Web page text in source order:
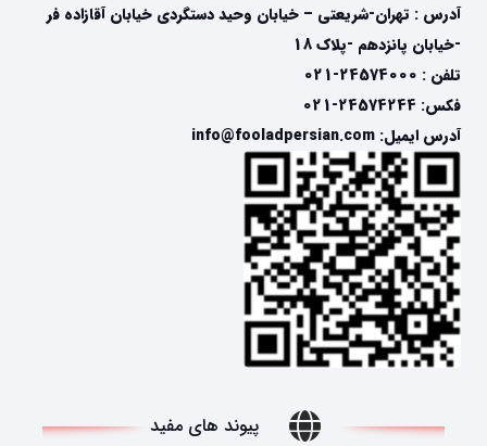
آدرس : تهران-شریعتی – خیابان وحید دستگردی خیابان آقازاده فر
-خیابان پانزدهم -پلاک 18
تلفن : 24574000-021
فکس: 24574244-021
آدرس ایمیل: info@fooladpersian.com
پیوند های مفید